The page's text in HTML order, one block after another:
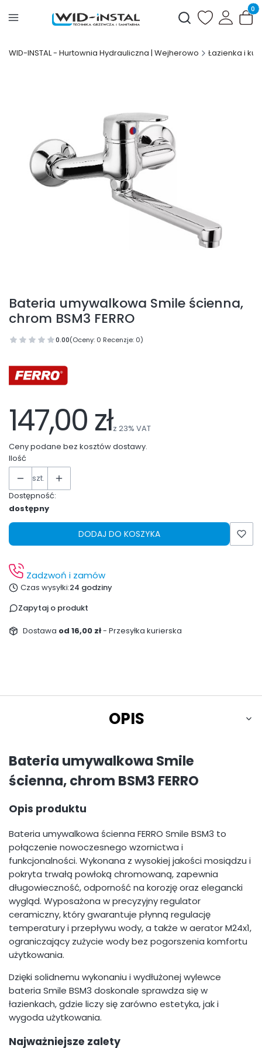
Otwórz
WID-INSTAL - Hurtownia Hydrauliczna | Wejherowo Łazienka i
Bateria umywalkowa Smile ścienna,
chrom BSM3 FERRO
0.00(Oceny: 0 Recenzje: 0)
147,00 złz 23% VAT
Ceny podane bez kosztów dostawy.
Ilość
szt.
Dostępność:
dostępny
DODAJ DO KOSZYKA
Zadzwoń i zamów
Czas wysyłki:24 godziny
Zapytaj o produkt
Dostawa od 16,00 zł- Przesyłka kurierska
OPIS
Bateria umywalkowa Smile
ścienna, chrom BSM3 FERRO
Opis produktu
Bateria umywalkowa ścienna FERRO Smile BSM3 to
połączenie nowoczesnego wzornictwa i
funkcjonalności. Wykonana z wysokiej jakości mosiądzu i
pokryta trwałą powłoką chromowaną, zapewnia
długowieczność, odporność na korozję oraz elegancki
wygląd. Wyposażona w precyzyjny regulator
ceramiczny, który gwarantuje płynną regulację
temperatury i przepływu wody, a także w aerator M24x1,
ograniczający zużycie wody bez pogorszenia komfortu
użytkowania.
Dzięki solidnemu wykonaniu i wydłużonej wylewce
bateria Smile BSM3 doskonale sprawdza się w
łazienkach, gdzie liczy się zarówno estetyka, jak i
wygoda użytkowania.
Najważniejsze zalety